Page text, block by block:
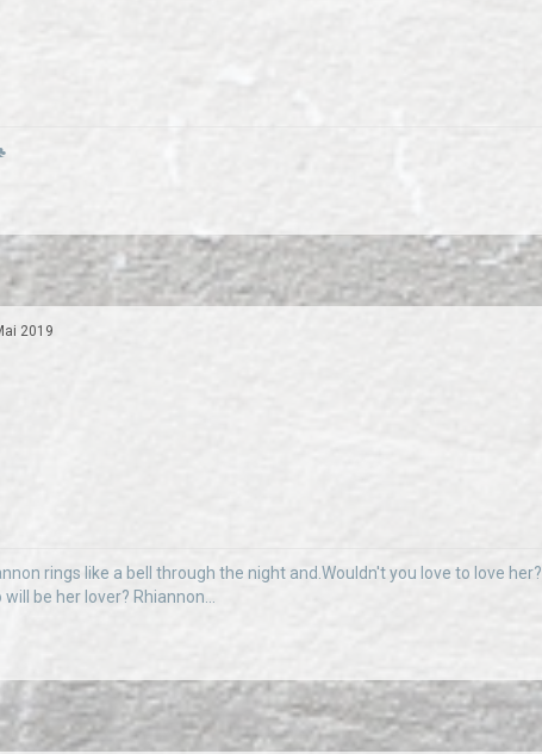
2019
rings like a bell through the night and.Wouldn't you love to love
will be her lover? Rhiannon...